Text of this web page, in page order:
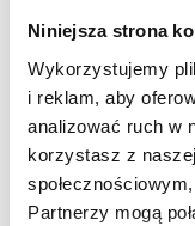
Niniejsza strona
Wykorzystujemy
i reklam, aby
analizować ruch w
korzystasz z
Partnerzy mogą
Kozetki
Pielęgnacja mebli
Taborety i krzesła